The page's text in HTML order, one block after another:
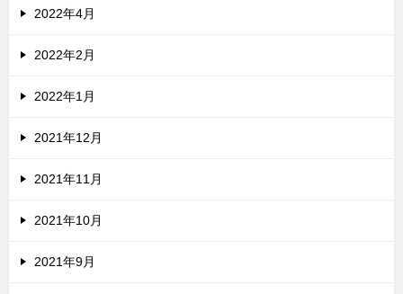
2022年4月
2022年2月
2022年1月
2021年12月
2021年11月
2021年10月
2021年9月